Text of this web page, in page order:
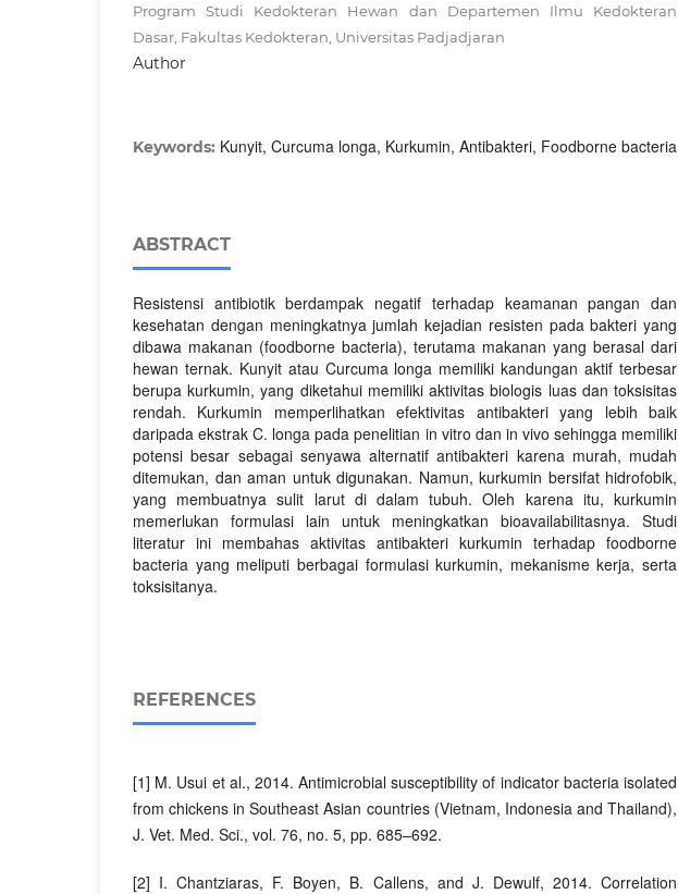
Program Studi Kedokteran Hewan dan Departemen Ilmu Kedokteran
Dasar, Fakultas Kedokteran, Universitas Padjadjaran
Author
Keywords: Kunyit, Curcuma longa, Kurkumin, Antibakteri, Foodborne bacteria
ABSTRACT
Resistensi antibiotik berdampak negatif terhadap keamanan pangan dan
kesehatan dengan meningkatnya jumlah kejadian resisten pada bakteri yang
dibawa makanan (foodborne bacteria), terutama makanan yang berasal dari
hewan ternak. Kunyit atau Curcuma longa memiliki kandungan aktif terbesar
berupa kurkumin, yang diketahui memiliki aktivitas biologis luas dan toksisitas
rendah. Kurkumin memperlihatkan efektivitas antibakteri yang lebih baik
daripada ekstrak C. longa pada penelitian in vitro dan in vivo sehingga memiliki
potensi besar sebagai senyawa alternatif antibakteri karena murah, mudah
ditemukan, dan aman untuk digunakan. Namun, kurkumin bersifat hidrofobik,
yang membuatnya sulit larut di dalam tubuh. Oleh karena itu, kurkumin
memerlukan formulasi lain untuk meningkatkan bioavailabilitasnya. Studi
literatur ini membahas aktivitas antibakteri kurkumin terhadap foodborne
bacteria yang meliputi berbagai formulasi kurkumin, mekanisme kerja, serta
toksisitanya.
REFERENCES
[1] M. Usui et al., 2014. Antimicrobial susceptibility of indicator bacteria isolated
from chickens in Southeast Asian countries (Vietnam, Indonesia and Thailand),
J. Vet. Med. Sci., vol. 76, no. 5, pp. 685–692.
[2] I. Chantziaras, F. Boyen, B. Callens, and J. Dewulf, 2014. Correlation